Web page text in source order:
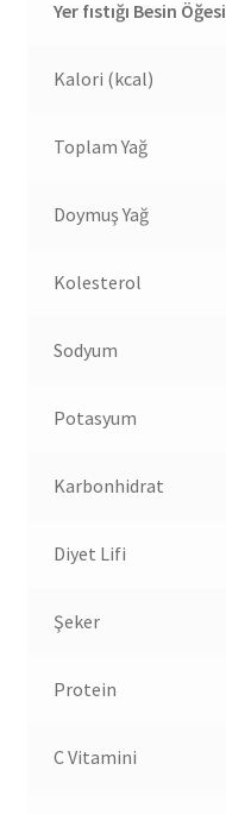
Yer fıstığı Besin Öğesi
Kalori (kcal)
Toplam Yağ
Doymuş Yağ
Kolesterol
Sodyum
Potasyum
Karbonhidrat
Diyet Lifi
Şeker
Protein
C Vitamini